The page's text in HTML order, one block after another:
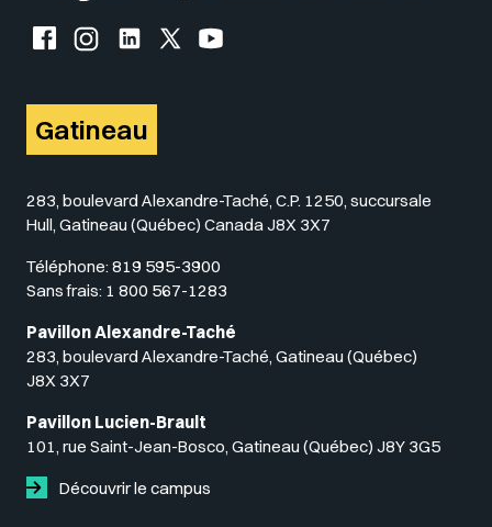
Facebook de l'UQO
Instagram de l'UQO
LinkedIn de l'UQO
X (Twitter) de l'UQO
YouTube de l'UQO
Gatineau
283, boulevard Alexandre-Taché, C.P. 1250, succursale
Hull, Gatineau (Québec) Canada J8X 3X7
Téléphone: 819 595-3900
Sans frais: 1 800 567-1283
Pavillon Alexandre-Taché
283, boulevard Alexandre-Taché, Gatineau (Québec)
J8X 3X7
Pavillon Lucien-Brault
101, rue Saint-Jean-Bosco, Gatineau (Québec) J8Y 3G5
Découvrir le campus